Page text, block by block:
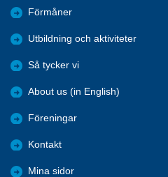
Förmåner
Utbildning och aktiviteter
Så tycker vi
About us (in English)
Föreningar
Kontakt
Mina sidor